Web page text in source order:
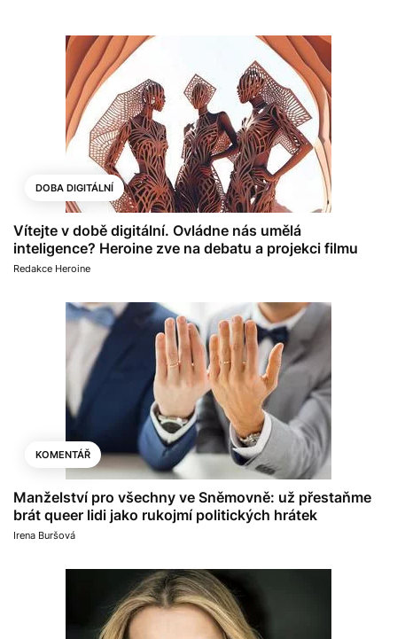
DOBA DIGITÁLNÍ
Vítejte v době digitální. Ovládne nás umělá
inteligence? Heroine zve na debatu a projekci filmu
Redakce Heroine
KOMENTÁŘ
Manželství pro všechny ve Sněmovně: už přestaňme
brát queer lidi jako rukojmí politických hrátek
Irena Buršová